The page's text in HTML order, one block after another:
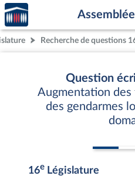
Aller au contenu
Aller en bas de la page
Accèder
à la
page
d'accueil
Recherche de questions
Question
Augmentation des
des gendarmes
16e Législature